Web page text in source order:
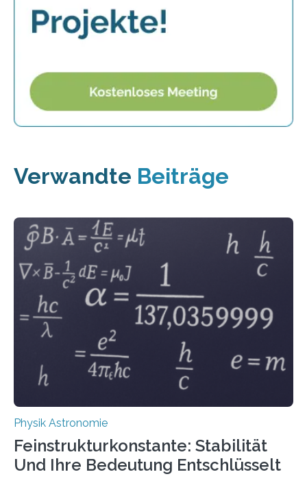
Verwandte Beiträge
Physik Astronomie
Feinstrukturkonstante: Stabilität
Und Ihre Bedeutung Entschlüsselt